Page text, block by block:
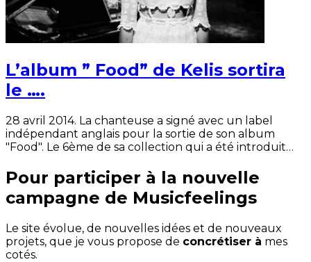
L’album ” Food” de Kelis sortira
le ….
28 avril 2014. La chanteuse a signé avec un label
indépendant anglais pour la sortie de son album
"Food". Le 6ème de sa collection qui a été introduit…
Pour participer à la nouvelle
campagne de Musicfeelings
Le site évolue, de nouvelles idées et de nouveaux
projets, que je vous propose de concrétiser à mes
cotés.